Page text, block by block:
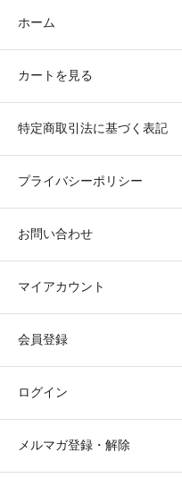
ホーム
カートを見る
特定商取引法に基づく表記
プライバシーポリシー
お問い合わせ
マイアカウント
会員登録
ログイン
メルマガ登録・解除